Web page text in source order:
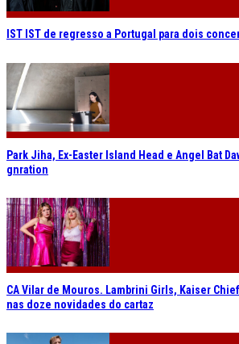
IST IST de regresso a Portugal para dois
Park Jiha, Ex-Easter Island Head e Angel Bat
gnration
CA Vilar de Mouros. Lambrini Girls, Kaiser
nas doze novidades do cartaz